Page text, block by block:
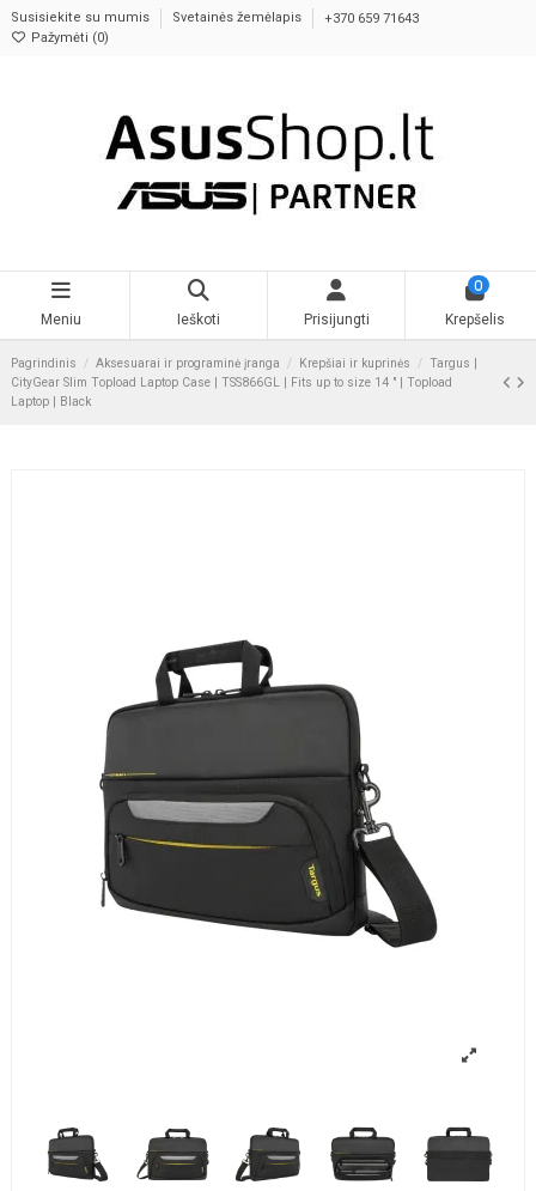
Susisiekite su mumis Svetainės žemėlapis
+370 659 71643
Pažymėti (0)
Meniu Ieškoti Prisijungti
0
Krepšelis
Pagrindinis Aksesuarai ir programinė įranga Krepšiai ir kuprinės
Targus |
CityGear Slim Topload Laptop Case | TSS866GL | Fits up to size 14 " | Topload
Laptop | Black